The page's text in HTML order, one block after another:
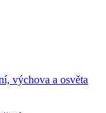
výchova a osvěta